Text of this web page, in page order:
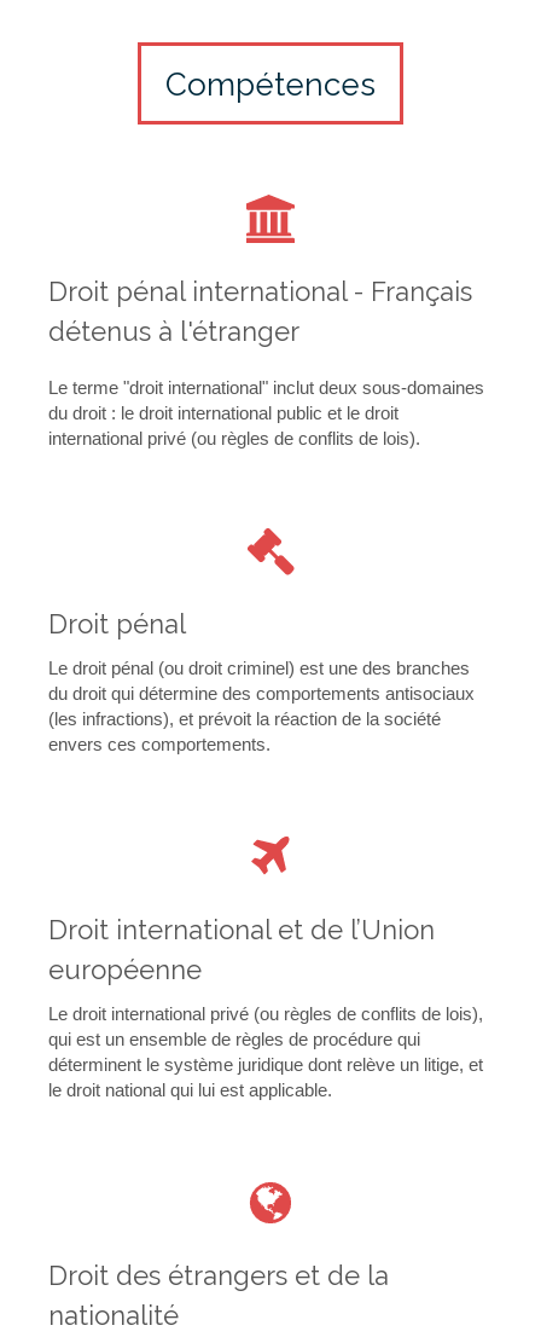
Compétences
Droit pénal international - Français
détenus à l'étranger
Le terme "droit international" inclut deux sous-domaines
du droit : le droit international public et le droit
international privé (ou règles de conflits de lois).
Droit pénal
Le droit pénal (ou droit criminel) est une des branches
du droit qui détermine des comportements antisociaux
(les infractions), et prévoit la réaction de la société
envers ces comportements.
Droit international et de l’Union
européenne
Le droit international privé (ou règles de conflits de lois),
qui est un ensemble de règles de procédure qui
déterminent le système juridique dont relève un litige, et
le droit national qui lui est applicable.
Droit des étrangers et de la
nationalité